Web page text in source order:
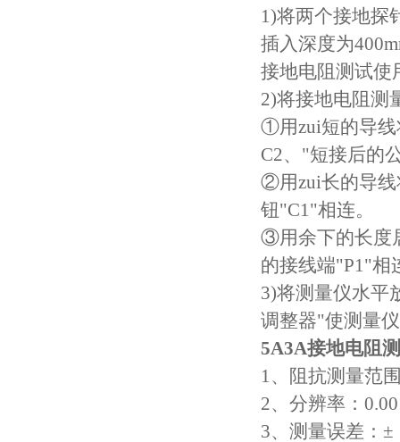
1)将两个接地探
插入深度为
接地电阻测试使
2)将接地电阻测
①用zui短的导线
C2、"短接后的
②用zui长的导线
钮"C1"相连。
③用余下的长度
的接线端"P1"相
3)将测量仪水平
调整器"使测量
5A3A接地电阻
1、阻抗测量范
2、分辨率：
3、测量误差：